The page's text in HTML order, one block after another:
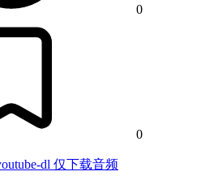
0
0
dl 仅下载音频